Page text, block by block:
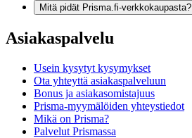
Mitä pidät Prisma.fi-verkkokaupasta?
Asiakaspalvelu
Usein kysytyt kysymykset
Ota yhteyttä asiakaspalveluun
Bonus ja asiakasomistajuus
Prisma-myymälöiden yhteystiedot
Mikä on Prisma?
Palvelut Prismassa